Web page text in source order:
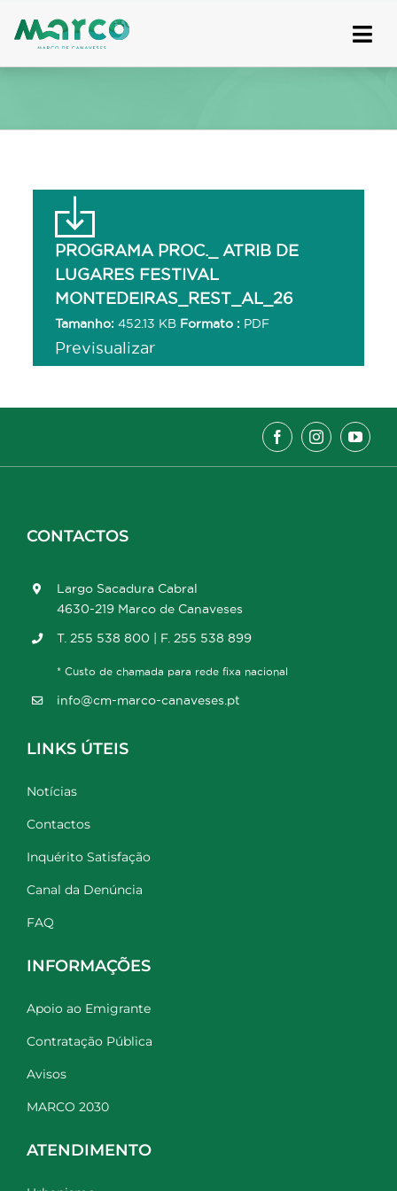
to
PROGRAMA PROC._ ATRIB DE
LUGARES FESTIVAL
MONTEDEIRAS_REST_AL_26
Tamanho: 452.13 KB Formato : PDF
Previsualizar
CONTACTOS
Largo Sacadura Cabral
4630-219 Marco de Canaveses
T. 255 538 800 | F. 255 538 899
* Custo de chamada para rede fixa nacional
info@cm-marco-canaveses.pt
LINKS ÚTEIS
Notícias
Contactos
Inquérito Satisfação
Canal da Denúncia
FAQ
INFORMAÇÕES
Apoio ao Emigrante
Contratação Pública
Avisos
MARCO 2030
ATENDIMENTO